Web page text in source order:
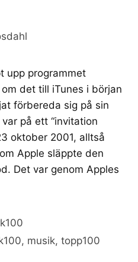
upp programmet
det till iTunes i början
förbereda sig på sin
på ett “invitation
oktober 2001, alltså
Apple släppte den
Det var genom Apples
, musik,topp100